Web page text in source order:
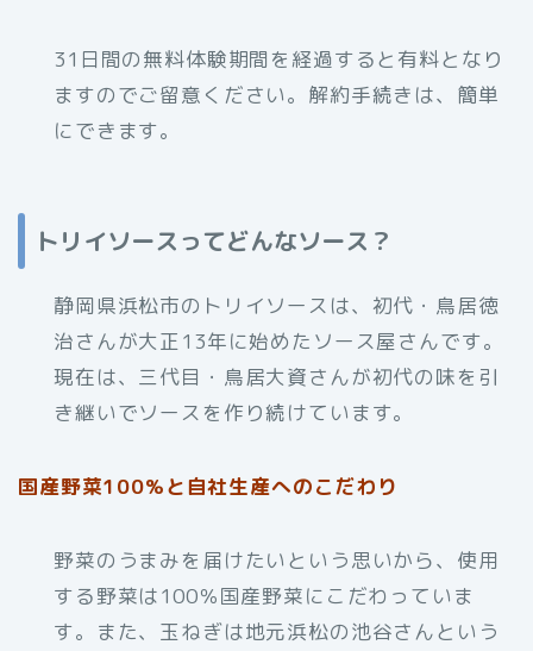
31日間の無料体験期間を経過すると有料となり
ますのでご留意ください。解約手続きは、簡単
にできます。
トリイソースってどんなソース？
静岡県浜松市のトリイソースは、初代・鳥居徳
治さんが大正13年に始めたソース屋さんです。
現在は、三代目・鳥居大資さんが初代の味を引
き継いでソースを作り続けています。
国産野菜100%と自社生産へのこだわり
野菜のうまみを届けたいという思いから、使用
する野菜は100％国産野菜にこだわっていま
す。また、玉ねぎは地元浜松の池谷さんという